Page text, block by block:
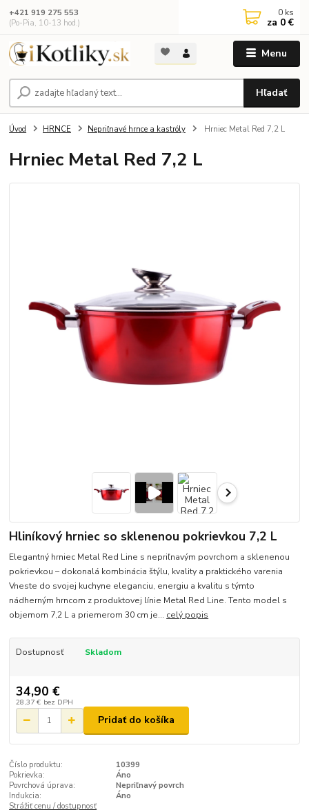
Menu
Hľadať
+421 919 275 553
(Po-Pia, 10-13 hod.)
0 ks
za 0 €
Úvod HRNCE Nepriľnavé hrnce a kastróly Hrniec Metal Red 7,2 L
Hrniec Metal Red 7,2 L
Hliníkový hrniec so sklenenou pokrievkou 7,2 L
Elegantný hrniec Metal Red Line s nepriľnavým povrchom a sklenenou
pokrievkou – dokonalá kombinácia štýlu, kvality a praktického varenia
Vneste do svojej kuchyne eleganciu, energiu a kvalitu s týmto
nádherným hrncom z produktovej línie Metal Red Line. Tento model s
objemom 7,2 L a priemerom 30 cm je... celý popis
Dostupnosť Skladom
34,90 €
28,37 € bez DPH
Pridať do košíka
Číslo produktu:
10399
Pokrievka:
Áno
Povrchová úprava:
Nepriľnavý povrch
Indukcia:
Áno
Strážiť cenu / dostupnosť